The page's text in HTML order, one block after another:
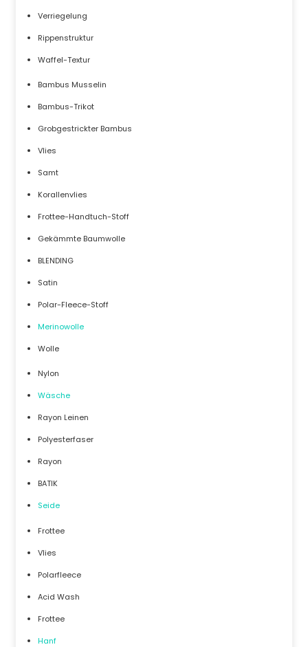
Verriegelung
Rippenstruktur
Waffel-Textur
Bambus Musselin
Bambus-Trikot
Grobgestrickter Bambus
Vlies
Samt
Korallenvlies
Frottee-Handtuch-Stoff
Gekämmte Baumwolle
BLENDING
Satin
Polar-Fleece-Stoff
Merinowolle
Wolle
Nylon
Wäsche
Rayon Leinen
Polyesterfaser
Rayon
BATIK
Seide
Frottee
Vlies
Polarfleece
Acid Wash
Frottee
Hanf